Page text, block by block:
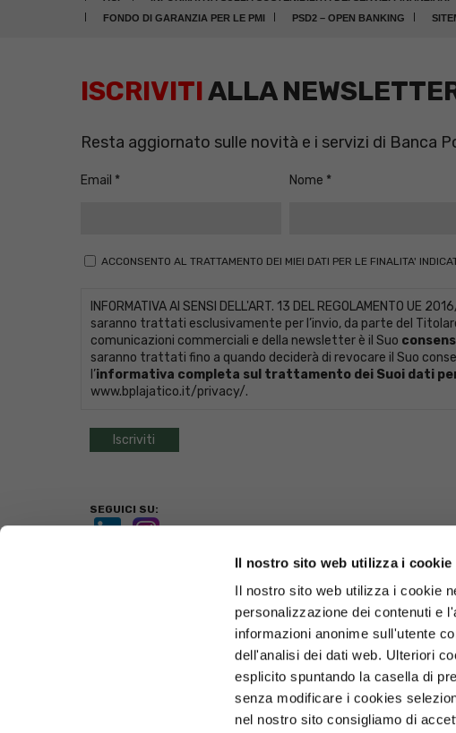
Il nostro sito web utilizza i cookie
Il nostro sito web utilizza i cookie
personalizzazione dei contenuti e
informazioni anonime sull'utente
dell'analisi dei dati web. Ulteriori
esplicito spuntando la casella di
senza modificare i cookies
nel nostro sito consigliamo di
FONDO DI GARANZIA PER LE PMI
PSD2 – OPEN BANKING
ISCRIVITIALLA
Resta aggiornato sulle novità e i servizi di Banca
Email Nome
ACCONSENTO AL TRATTAMENTO DEI MIEI DATI PER LE FINALITA'
INFORMATIVA AI SENSI DELL'ART. 13 DEL REGOLAMENTO
saranno trattati esclusivamente per l’invio, da parte del
comunicazioni commerciali e della newsletter è il Suo
saranno trattati fino a quando deciderà di revocare il Suo
l’informativa completa sul trattamento dei Suoi dati
www.bplajatico.it/privacy/.
SEGUICI SU:
Via Guelfo Guelfi, 2 - 56030 Lajatico (PI)
Tel. 0587.640511 - Fax 0587.640540 -bplajatico@bplajatico.it
© Copyright Banca Popolare di Lajatico